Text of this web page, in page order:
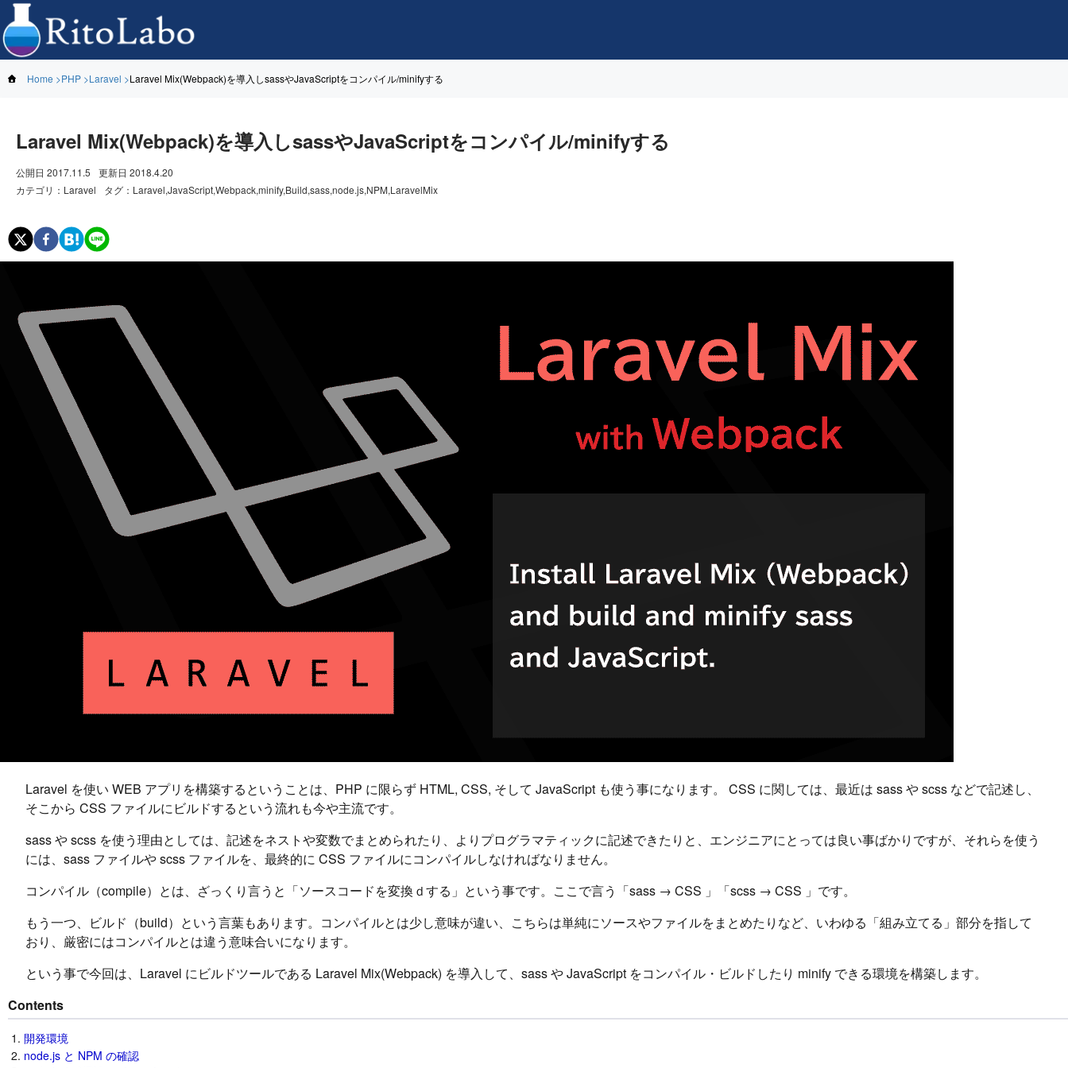
Home PHP Laravel Laravel Mix(Webpack)を導入しsassやJavaScriptをコンパイル/minifyする
Laravel Mix(Webpack)を導入しsassやJavaScriptをコンパイル/minifyする
公開日 2017.11.5 更新日 2018.4.20
カテゴリ ： Laravel タグ ： Laravel,JavaScript,Webpack,minify,Build,sass,node.js,NPM,LaravelMix
Laravel を使い WEB アプリを構築するということは、PHP に限らず HTML, CSS, そして JavaScript も使う事になります。 CSS に関しては、最近は sass や scss などで記述し、
そこから CSS ファイルにビルドするという流れも今や主流です。
sass や scss を使う理由としては、記述をネストや変数でまとめられたり、よりプログラマティックに記述できたりと、エンジニアにとっては良い事ばかりですが、それらを使う
には、sass ファイルや scss ファイルを、最終的に CSS ファイルにコンパイルしなければなりません。
コンパイル（compile）とは、ざっくり言うと「ソースコードを変換ｄする」という事です。ここで言う「sass → CSS 」「scss → CSS 」です。
もう一つ、ビルド（build）という言葉もあります。コンパイルとは少し意味が違い、こちらは単純にソースやファイルをまとめたりなど、いわゆる「組み立てる」部分を指して
おり、厳密にはコンパイルとは違う意味合いになります。
という事で今回は、Laravel にビルドツールである Laravel Mix(Webpack) を導入して、sass や JavaScript をコンパイル・ビルドしたり minify できる環境を構築します。
Contents
開発環境
node.js と NPM の確認